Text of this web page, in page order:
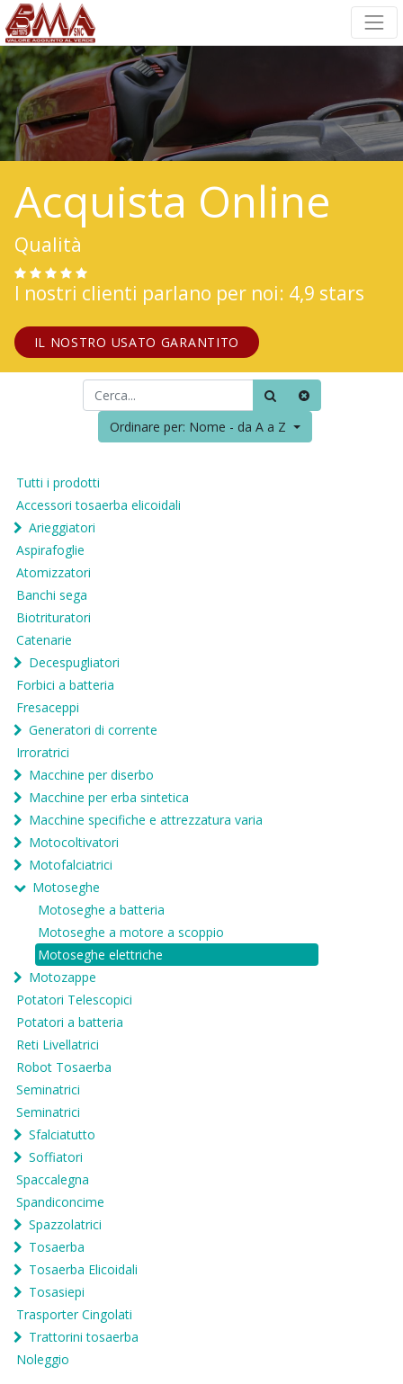
Acquista Online
Qualità
I nostri clienti parlano per noi: 4,9 stars
IL NOSTRO USATO GARANTITO
Ordinare per: Nome - da A a Z
Tutti i prodotti
Accessori tosaerba elicoidali
Arieggiatori
Aspirafoglie
Atomizzatori
Banchi sega
Biotrituratori
Catenarie
Decespugliatori
Forbici a batteria
Fresaceppi
Generatori di corrente
Irroratrici
Macchine per diserbo
Macchine per erba sintetica
Macchine specifiche e attrezzatura varia
Motocoltivatori
Motofalciatrici
Motoseghe
Motoseghe a batteria
Motoseghe a motore a scoppio
Motoseghe elettriche
Motozappe
Potatori Telescopici
Potatori a batteria
Reti Livellatrici
Robot Tosaerba
Seminatrici
Seminatrici
Sfalciatutto
Soffiatori
Spaccalegna
Spandiconcime
Spazzolatrici
Tosaerba
Tosaerba Elicoidali
Tosasiepi
Trasporter Cingolati
Trattorini tosaerba
Noleggio